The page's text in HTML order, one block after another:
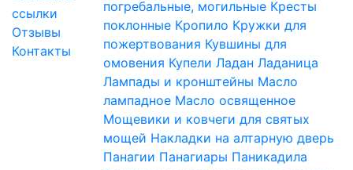
ссылки
Отзывы
Контакты
погребальные, могильные Кресты
поклонные Кропило Кружки для
пожертвования Кувшины для
омовения Купели Ладан Ладаница
Лампады и кронштейны Масло
лампадное Масло освященное
Мощевики и ковчеги для святых
мощей Накладки на алтарную дверь
Панагии Панагиары Паникадила